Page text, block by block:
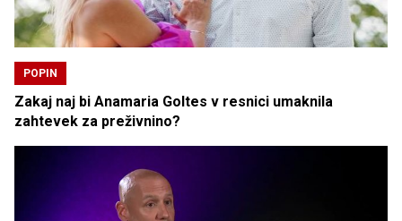
POPIN
Zakaj naj bi Anamaria Goltes v resnici umaknila
zahtevek za preživnino?